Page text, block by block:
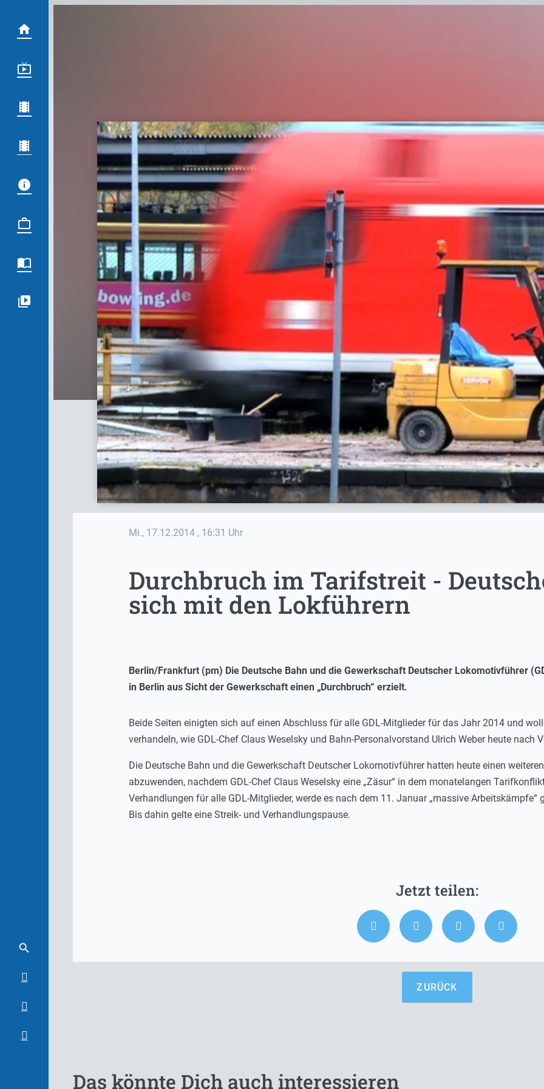
Mi., 17.12.2014 , 16:31 Uhr
Durchbruch im Tarifstreit -
sich mit den Lokführern
Berlin/Frankfurt (pm) Die Deutsche Bahn und die Gewerkschaft Deutscher Lokomotivführer
in Berlin aus Sicht der Gewerkschaft einen „Durchbruch“ erzielt.
Beide Seiten einigten sich auf einen Abschluss für alle GDL-Mitglieder für das Jahr 2014 und
verhandeln, wie GDL-Chef Claus Weselsky und Bahn-Personalvorstand Ulrich Weber heute nach
Die Deutsche Bahn und die Gewerkschaft Deutscher Lokomotivführer hatten heute einen
abzuwenden, nachdem GDL-Chef Claus Weselsky eine „Zäsur“ in dem monatelangen
Verhandlungen für alle GDL-Mitglieder, werde es nach dem 11. Januar „massive Arbeitskämpfe“
Bis dahin gelte eine Streik- und Verhandlungspause.
ZURÜCK
Das könnte Dich auch interessieren